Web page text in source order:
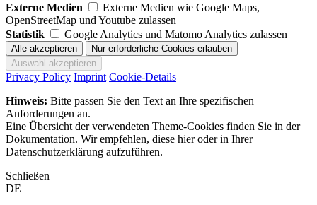
Externe Medien
Externe Medien wie Google Maps,
OpenStreetMap und Youtube zulassen
Statistik
Google Analytics und Matomo Analytics zulassen
Privacy Policy Imprint Cookie-Details
Hinweis: Bitte passen Sie den Text an Ihre spezifischen
Anforderungen an.
Eine Übersicht der verwendeten Theme-Cookies finden Sie in der
Dokumentation. Wir empfehlen, diese hier oder in Ihrer
Datenschutzerklärung aufzuführen.
Schließen
DE